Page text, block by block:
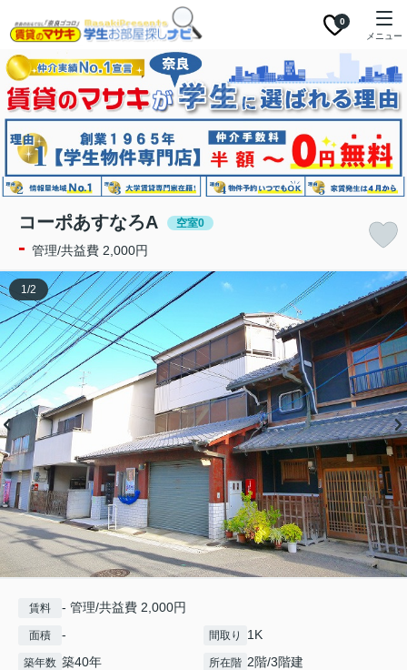
0
メニュー
コーポあすなろA 空室0
- 管理/共益費 2,000円
1/2
賃料 - 管理/共益費 2,000円
面積 - 間取り 1K
築年数 築40年 所在階 2階/3階建